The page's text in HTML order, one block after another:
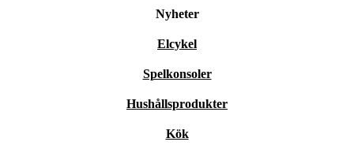
Nyheter
Elcykel
Spelkonsoler
Hushållsprodukter
Kök